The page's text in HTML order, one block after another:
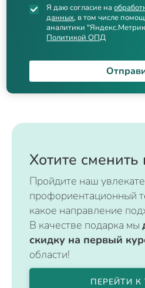
Я даю согласие на
данных, в том числе
аналитики
Политикой ОПД
Хотите
Пройдите наш
профориентационный
какое направление
В качестве подарка мы
скидку на первый
области!
ПЕРЕЙТИ К